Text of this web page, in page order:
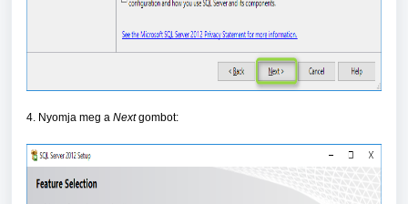
4. Nyomja meg a Nextgombot: